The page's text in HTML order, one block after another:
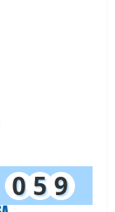
0 5 9